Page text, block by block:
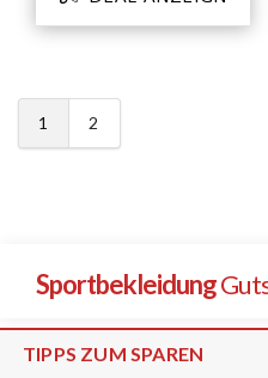
Sportbekleidung
1 2
TIPPS ZUM SPAREN